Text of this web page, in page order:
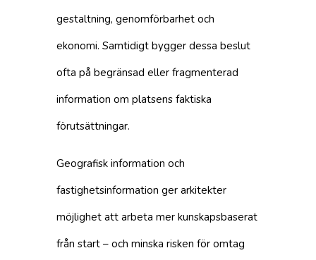
gestaltning, genomförbarhet och
ekonomi. Samtidigt bygger dessa beslut
ofta på begränsad eller fragmenterad
information om platsens faktiska
förutsättningar.
Geografisk information och
fastighetsinformation ger arkitekter
möjlighet att arbeta mer kunskapsbaserat
från start – och minska risken för omtag